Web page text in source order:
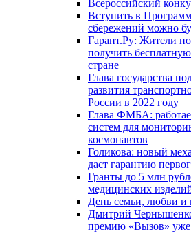
Всероссийский
Вступить в
сбережений можно
Гарант.Ру: Жители
получить
стране
Глава государства
развития
России в 2022 году
Глава ФМБА:
систем для
космонавтов
Голикова: новый
даст гарантию
Гранты до 5 млн
медицинских
День семьи, любви и
Дмитрий
премию «Вызов» уже